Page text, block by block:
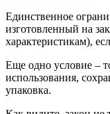
Единственное
изготовленный на
характеристикам),
Еще одно условие –
использования,
упаковка.